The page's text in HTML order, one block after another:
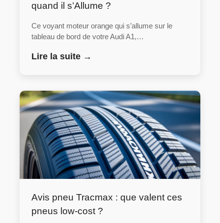
quand il s’Allume ?
Ce voyant moteur orange qui s’allume sur le
tableau de bord de votre Audi A1,…
Lire la suite →
Avis pneu Tracmax : que valent ces
pneus low-cost ?